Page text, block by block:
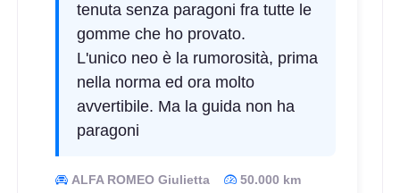
tenuta senza paragoni fra tutte le
gomme che ho provato.
L'unico neo è la rumorosità, prima
nella norma ed ora molto
avvertibile. Ma la guida non ha
paragoni
ALFA ROMEO Giulietta 50.000 km